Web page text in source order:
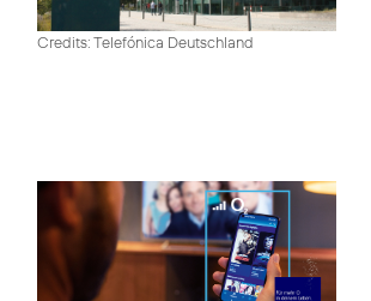
Credits: Telefónica Deutschland